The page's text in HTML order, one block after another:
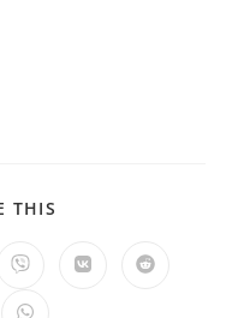
THIS